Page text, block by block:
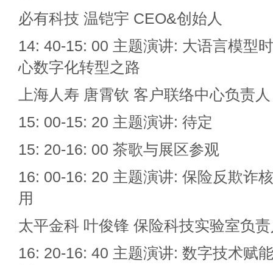
必有科技 温铠宇 CEO&创始人
14: 40-15: 00 主题演讲: 大语言模型
心数字化转型之路
上海人寿 唐霄钦 客户联络中心负责人
15: 00-15: 20 主题演讲: 待定
15: 20-16: 00 茶歌与展区参观
16: 00-16: 20 主题演讲: 保险反欺诈
用
太平金科 叶俊锋 保险科技实验室负
16: 20-16: 40 主题演讲: 数字技术赋